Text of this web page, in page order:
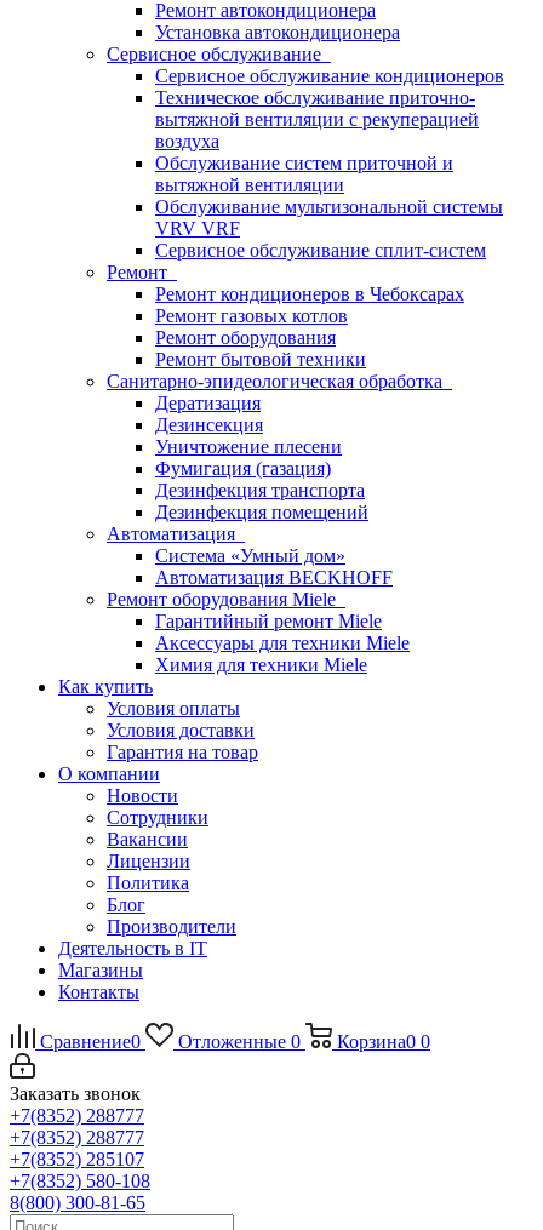
Ремонт автокондиционера
Установка автокондиционера
Сервисное обслуживание
Сервисное обслуживание кондиционеров
Техническое обслуживание приточно-
вытяжной вентиляции с рекуперацией
воздуха
Обслуживание систем приточной и
вытяжной вентиляции
Обслуживание мультизональной системы
VRV VRF
Сервисное обслуживание сплит-систем
Ремонт
Ремонт кондиционеров в Чебоксарах
Ремонт газовых котлов
Ремонт оборудования
Ремонт бытовой техники
Санитарно-эпидеологическая обработка
Дератизация
Дезинсекция
Уничтожение плесени
Фумигация (газация)
Дезинфекция транспорта
Дезинфекция помещений
Автоматизация
Система «Умный дом»
Автоматизация BECKHOFF
Ремонт оборудования Miele
Гарантийный ремонт Miele
Аксессуары для техники Miele
Химия для техники Miele
Как купить
Условия оплаты
Условия доставки
Гарантия на товар
О компании
Новости
Сотрудники
Вакансии
Лицензии
Политика
Блог
Производители
Деятельность в IT
Магазины
Контакты
Сравнение0 Отложенные 0 Корзина0 0
Заказать звонок
+7(8352) 288777
+7(8352) 288777
+7(8352) 285107
+7(8352) 580-108
8(800) 300-81-65